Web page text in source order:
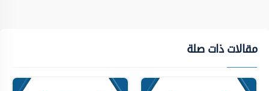
مقالات ذات صلة